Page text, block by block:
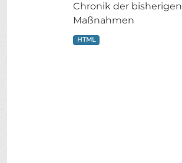
Chronik der bisherigen
Maßnahmen
HTML